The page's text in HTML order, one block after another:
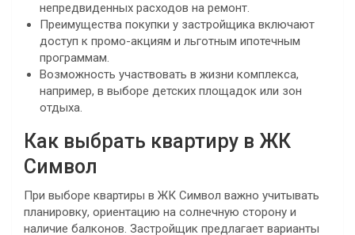
непредвиденных расходов на ремонт.
Преимущества покупки у застройщика включают
доступ к промо-акциям и льготным ипотечным
программам.
Возможность участвовать в жизни комплекса,
например, в выборе детских площадок или зон
отдыха.
Как выбрать квартиру в ЖК
Символ
При выборе квартиры в ЖК Символ важно учитывать
планировку, ориентацию на солнечную сторону и
наличие балконов. Застройщик предлагает варианты